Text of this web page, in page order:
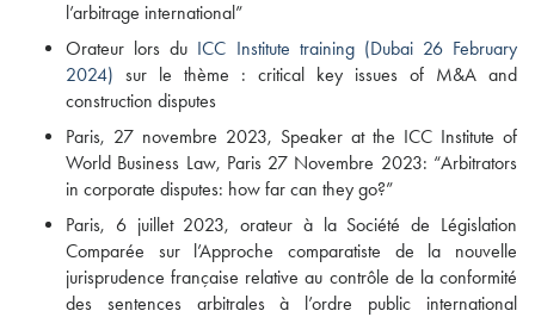
l’arbitrage international”
Orateur lors du ICC Institute training (Dubai 26 February
2024) sur le thème : critical key issues of M&A and
construction disputes
Paris, 27 novembre 2023, Speaker at the ICC Institute of
World Business Law, Paris 27 Novembre 2023: “Arbitrators
in corporate disputes: how far can they go?”
Paris, 6 juillet 2023, orateur à la Société de Législation
Comparée sur l’Approche comparatiste de la nouvelle
jurisprudence française relative au contrôle de la conformité
des sentences arbitrales à l’ordre public international